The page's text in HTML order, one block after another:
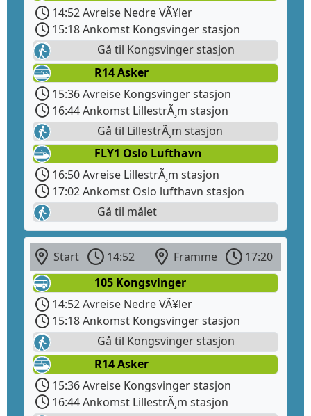
14:52 Avreise Nedre VÃ¥ler
15:18 Ankomst Kongsvinger stasjon
Gå til Kongsvinger stasjon
R14 Asker
15:36 Avreise Kongsvinger stasjon
16:44 Ankomst LillestrÃ¸m stasjon
Gå til LillestrÃ¸m stasjon
FLY1 Oslo Lufthavn
16:50 Avreise LillestrÃ¸m stasjon
17:02 Ankomst Oslo lufthavn stasjon
Gå til målet
Start 14:52 Framme
17:20
105 Kongsvinger
14:52 Avreise Nedre VÃ¥ler
15:18 Ankomst Kongsvinger stasjon
Gå til Kongsvinger stasjon
R14 Asker
15:36 Avreise Kongsvinger stasjon
16:44 Ankomst LillestrÃ¸m stasjon